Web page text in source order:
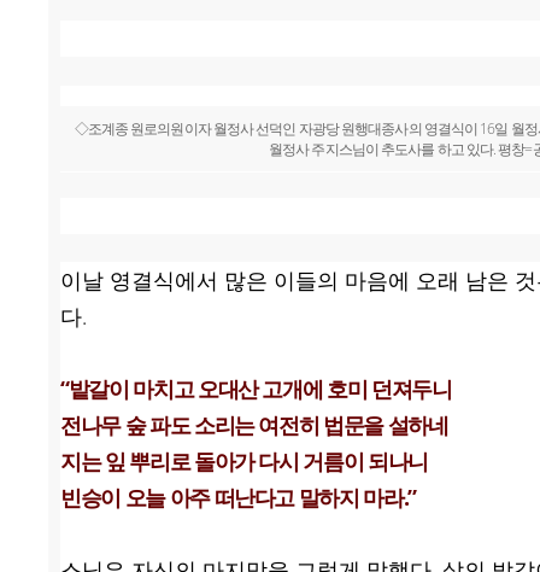
◇조계종 원로의원이자 월정사 선덕인 자광당 원행대종사의 영결식이 16일 월
월정사 주지스님이 추도사를 하고 있다. 평창=
이날 영결식에서 많은 이들의 마음에 오래 남은 것
다.
“밭갈이 마치고 오대산 고개에 호미 던져두니
전나무 숲 파도 소리는 여전히 법문을 설하네
지는 잎 뿌리로 돌아가 다시 거름이 되나니
빈승이 오늘 아주 떠난다고 말하지 마라.”